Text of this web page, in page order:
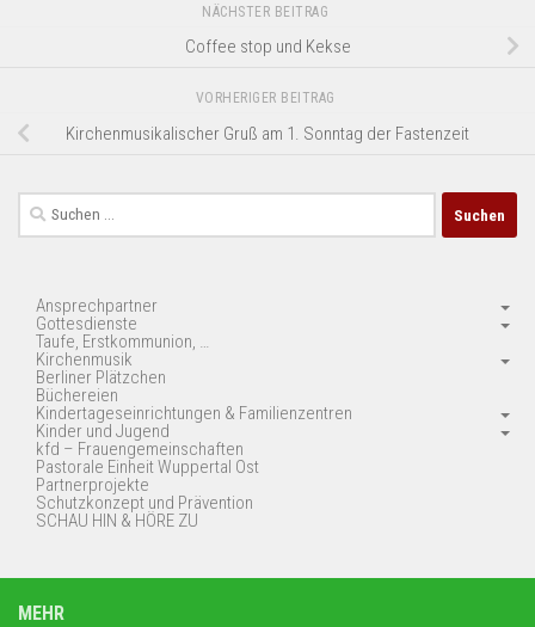
NÄCHSTER BEITRAG
Coffee stop und Kekse
VORHERIGER BEITRAG
Kirchenmusikalischer Gruß am 1. Sonntag der Fastenzeit
Suchen
nach:
Ansprechpartner
Gottesdienste
Taufe, Erstkommunion, …
Kirchenmusik
Berliner Plätzchen
Büchereien
Kindertageseinrichtungen & Familienzentren
Kinder und Jugend
kfd – Frauengemeinschaften
Pastorale Einheit Wuppertal Ost
Partnerprojekte
Schutzkonzept und Prävention
SCHAU HIN & HÖRE ZU
MEHR